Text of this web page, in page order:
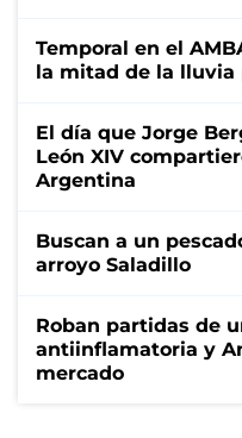
Temporal en el
la mitad de la lluvia
El día que Jorge
León XIV
Argentina
Buscan a un
arroyo Saladillo
Roban partidas de
antiinflamatoria y
mercado